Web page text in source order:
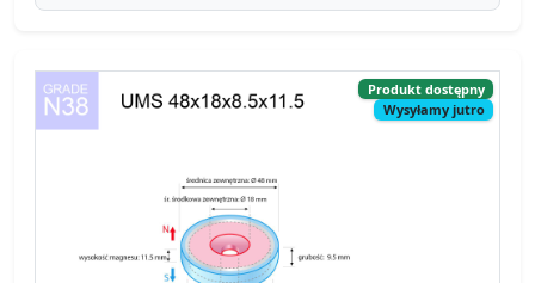
Produkt dostępny
Wysyłamy jutro